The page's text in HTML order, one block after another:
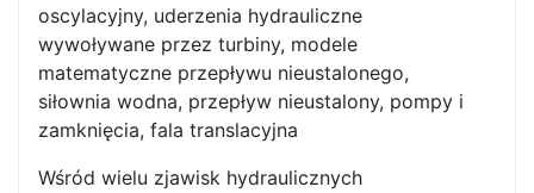
oscylacyjny, uderzenia hydrauliczne
wywoływane przez turbiny, modele
matematyczne przepływu nieustalonego,
siłownia wodna, przepływ nieustalony, pompy i
zamknięcia, fala translacyjna
Wśród wielu zjawisk hydraulicznych